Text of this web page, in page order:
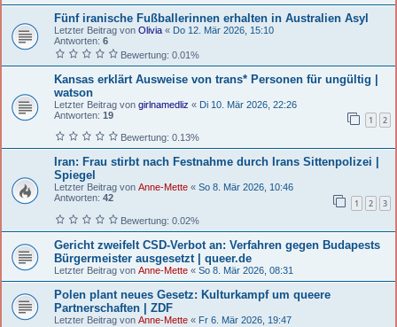
Fünf iranische Fußballerinnen erhalten in Australien Asyl
Letzter Beitrag von Olivia « Do 12. Mär 2026, 15:10
Antworten: 6
Bewertung: 0.01%
Kansas erklärt Ausweise von trans* Personen für ungültig |
watson
Letzter Beitrag von girlnamedliz « Di 10. Mär 2026, 22:26
Antworten: 19 1 2
Bewertung: 0.13%
Iran: Frau stirbt nach Festnahme durch Irans Sittenpolizei |
Spiegel
Letzter Beitrag von Anne-Mette « So 8. Mär 2026, 10:46
Antworten: 42 1 2 3
Bewertung: 0.02%
Gericht zweifelt CSD-Verbot an: Verfahren gegen Budapests
Bürgermeister ausgesetzt | queer.de
Letzter Beitrag von Anne-Mette « So 8. Mär 2026, 08:31
Polen plant neues Gesetz: Kulturkampf um queere
Partnerschaften | ZDF
Letzter Beitrag von Anne-Mette « Fr 6. Mär 2026, 19:47